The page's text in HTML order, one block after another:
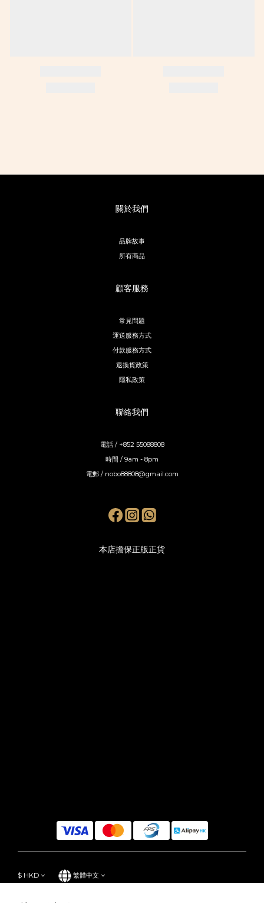
關於我們
品牌故事
所有商品
顧客服務
常見問題
運送服務方式
付款服務方式
退換貨政策
隱私政策
聯絡我們
電話 / +852 55088808
時間 / 9am - 8pm
電郵 / nobo88808@gmail.com
本店擔保正版正貨
$ HKD 繁體中文